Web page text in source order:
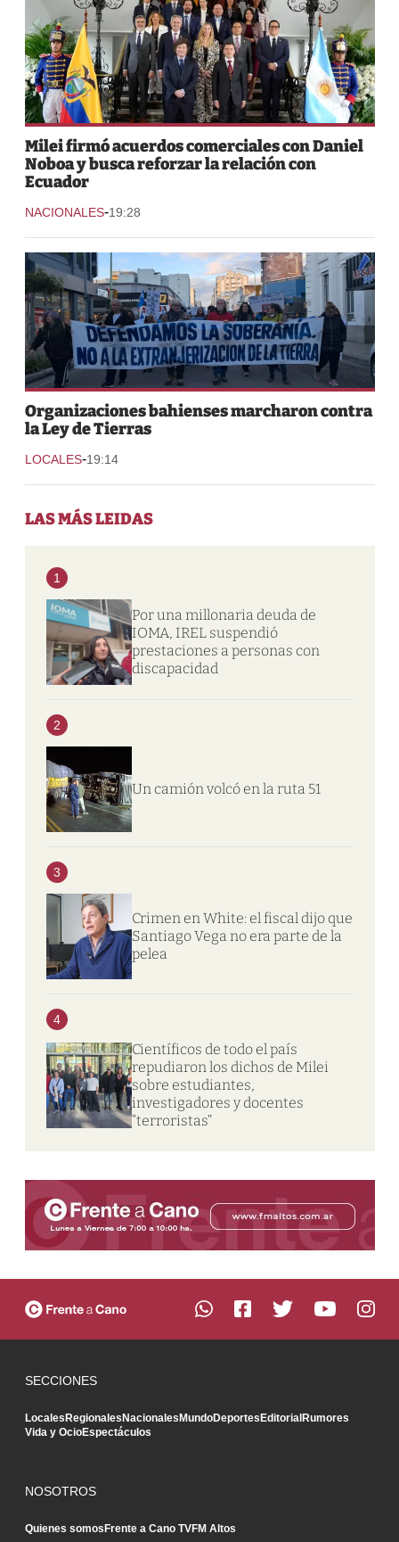
Milei firmó acuerdos comerciales con Daniel
Noboa y busca reforzar la relación con
Ecuador
NACIONALES-19:28
Organizaciones bahienses marcharon contra
la Ley de Tierras
LOCALES-19:14
LAS MÁS LEIDAS
1
Por una millonaria deuda de
IOMA, IREL suspendió
prestaciones a personas con
discapacidad
2
Un camión volcó en la ruta 51
3
Crimen en White: el fiscal dijo que
Santiago Vega no era parte de la
pelea
4
Científicos de todo el país
repudiaron los dichos de Milei
sobre estudiantes,
investigadores y docentes
“terroristas”
SECCIONES
LocalesRegionalesNacionalesMundoDeportesEditorialRumores
Vida y OcioEspectáculos
NOSOTROS
Quienes somosFrente a Cano TVFM Altos